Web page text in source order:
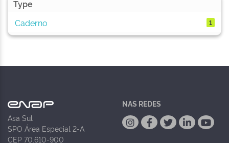
Type
Caderno
1
Asa Sul
SPO Área Especial 2-A
CEP 70.610-900
NAS REDES